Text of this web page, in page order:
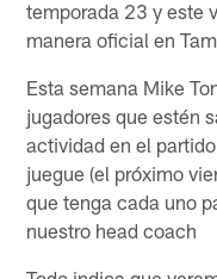
temporada 23 y este
manera oficial en
Esta semana Mike
jugadores que estén
actividad en el
juegue (el próximo
que tenga cada uno
nuestro head coach